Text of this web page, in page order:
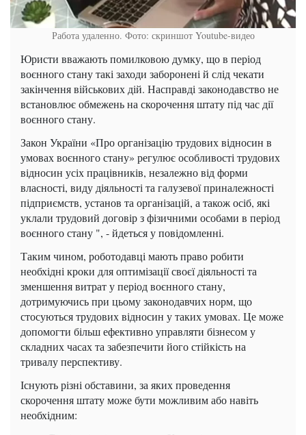
Работа удаленно. Фото: скриншот Youtube-видео
Юристи вважають помилковою думку, що в період
воєнного стану такі заходи заборонені й слід чекати
закінчення військових дій. Насправді законодавство не
встановлює обмежень на скорочення штату під час дії
воєнного стану.
Закон України «Про організацію трудових відносин в
умовах воєнного стану» регулює особливості трудових
відносин усіх працівників, незалежно від форми
власності, виду діяльності та галузевої приналежності
підприємств, установ та організацій, а також осіб, які
уклали трудовий договір з фізичними особами в період
воєнного стану ", - йдеться у повідомленні.
Таким чином, роботодавці мають право робити
необхідні кроки для оптимізації своєї діяльності та
зменшення витрат у період воєнного стану,
дотримуючись при цьому законодавчих норм, що
стосуються трудових відносин у таких умовах. Це може
допомогти більш ефективно управляти бізнесом у
складних часах та забезпечити його стійкість на
тривалу перспективу.
Існують різні обставини, за яких проведення
скорочення штату може бути можливим або навіть
необхідним: